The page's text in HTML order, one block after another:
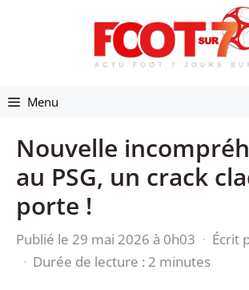
Menu
Nouvelle
au PSG, un crack
porte !
Publié le 29 mai 2026 à 0h03 · Écrit
· Durée de lecture : 2 minutes